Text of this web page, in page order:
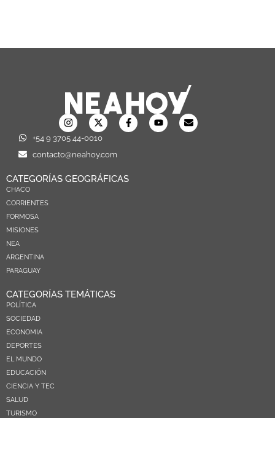
+54 9 3705 44-0010
contacto@neahoy.com
CATEGORÍAS GEOGRÁFICAS
CHACO
CORRIENTES
FORMOSA
MISIONES
NEA
ARGENTINA
PARAGUAY
CATEGORÍAS TEMÁTICAS
POLÍTICA
SOCIEDAD
ECONOMIA
DEPORTES
EL MUNDO
EDUCACIÓN
CIENCIA Y TEC
SALUD
TURISMO